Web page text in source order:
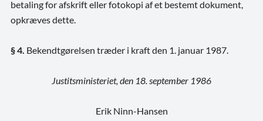
betaling for afskrift eller fotokopi af et bestemt dokument,
opkræves dette.
§ 4. Bekendtgørelsen træder i kraft den 1. januar 1987.
Justitsministeriet, den 18. september 1986
Erik Ninn-Hansen